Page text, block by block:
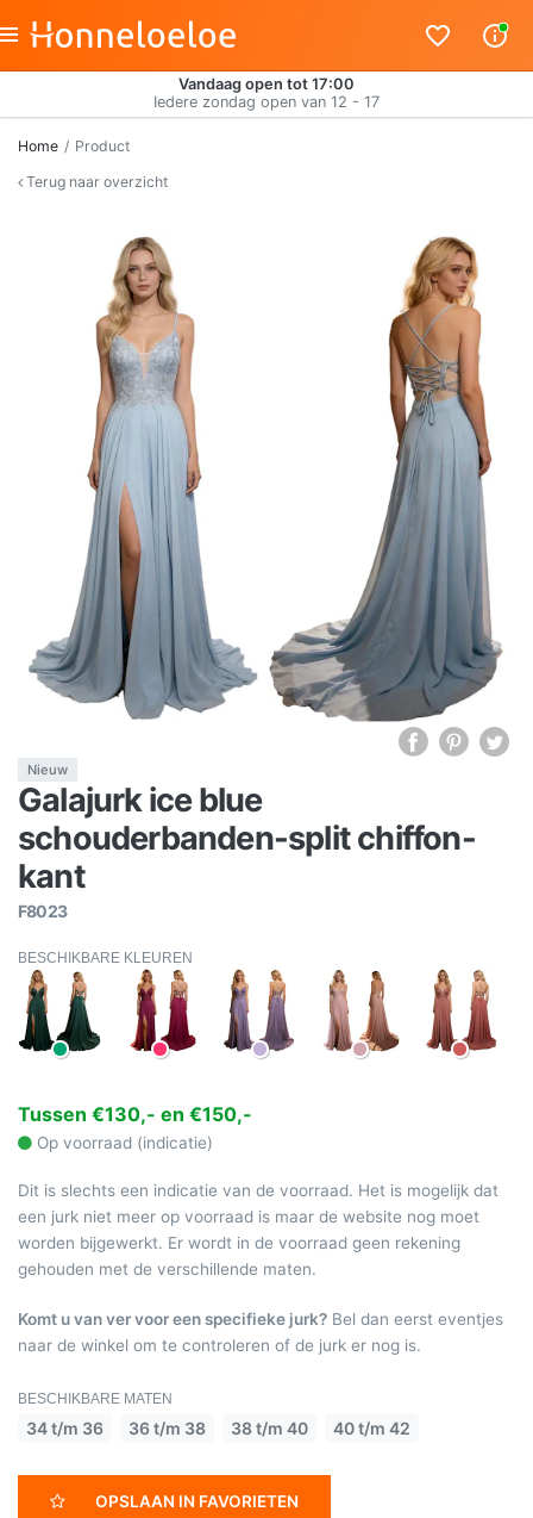
Vandaag open tot 17:00
Iedere zondag open van 12 - 17
Home
Product
Terug naar overzicht
Nieuw
Galajurk ice blue
schouderbanden-split chiffon-
kant
F8023
BESCHIKBARE KLEUREN
Tussen €130,- en €150,-
Op voorraad (indicatie)
Dit is slechts een indicatie van de voorraad. Het is mogelijk dat
een jurk niet meer op voorraad is maar de website nog moet
worden bijgewerkt. Er wordt in de voorraad geen rekening
gehouden met de verschillende maten.
Komt u van ver voor een specifieke jurk? Bel dan eerst eventjes
naar de winkel om te controleren of de jurk er nog is.
BESCHIKBARE MATEN
34 t/m 36 36 t/m 38 38 t/m 40 40 t/m 42
OPSLAAN IN FAVORIETEN